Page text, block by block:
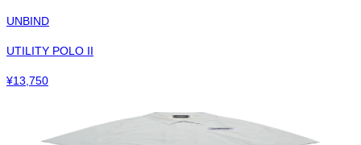
UNBIND
UTILITY POLO II
¥13,750